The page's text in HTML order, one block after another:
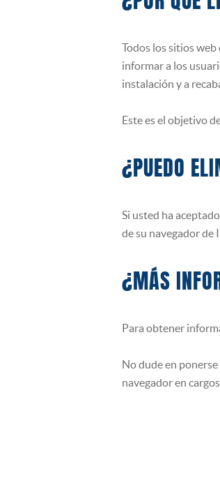
Todos los sitios
informar a los
instalación y a
Este es el objetivo
¿PUEDO
Si usted ha
de su navegador de
¿MÁS
Para obtener
No dude en
navegador en